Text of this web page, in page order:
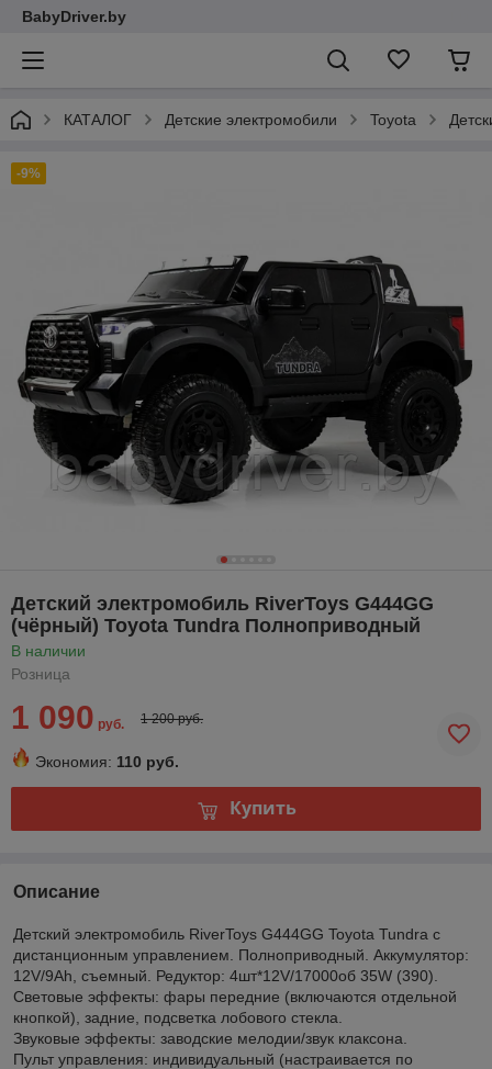
BabyDriver.by
КАТАЛОГ Детские электромобили Toyota
-9%
Детский электромобиль RiverToys G444GG
(чёрный) Toyota Tundra Полноприводный
В наличии
Розница
1 090 руб. 1 200 руб.
Экономия: 110 руб.
Купить
Описание
Детский электромобиль RiverToys G444GG Toyota Tundra с
дистанционным управлением. Полноприводный. Аккумулятор:
12V/9Ah, съемный. Редуктор: 4шт*12V/17000об 35W (390).
Световые эффекты: фары передние (включаются отдельной
кнопкой), задние, подсветка лобового стекла.
Звуковые эффекты: заводские мелодии/звук клаксона.
Пульт управления: индивидуальный (настраивается по